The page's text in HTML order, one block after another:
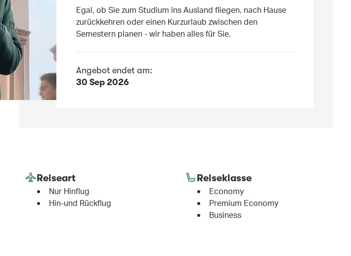
Egal, ob Sie zum Studium ins Ausland fliegen, nach Hause
zurückkehren oder einen Kurzurlaub zwischen den
Semestern planen - wir haben alles für Sie.
Angebot endet am:
30 Sep 2026
Reiseart
Nur Hinflug
Hin-und Rückflug
Reiseklasse
Economy
Premium Economy
Business